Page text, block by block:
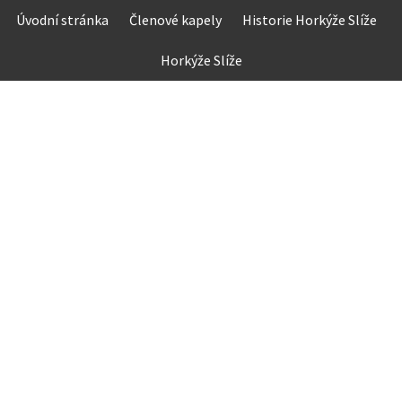
Skip
Úvodní stránka Členové kapely Historie Horkýže Slíže
Horkýže Slíže